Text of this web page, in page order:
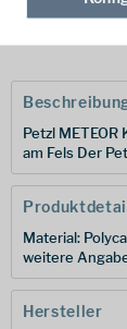
Petzl
am Fels Der
Material:
weitere
Hersteller